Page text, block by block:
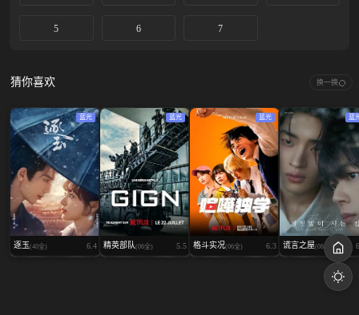
5 6 7
猜你喜欢 换一换
蓝光
逐玉(40全) 6.4
蓝光
精英部队 (06全) 5.5
蓝光
格斗实况(06全) 6.3
蓝
谎言之屋(08全)